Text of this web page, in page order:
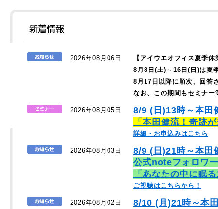
2026年08月06日
【アイウエオフィス夏季
8月8日(土)～16日(日)は夏
8月17日以降に順次、回答
なお、この期間もセミナ
2026年08月05日
8/9 (日)13時～本田
「本田健流！奇跡
詳細・お申込みはこちら
2026年08月03日
8/9 (日)21時～本田
公式noteフォロワ
「あなたの中に眠
ご視聴はこちらから！
2026年08月02日
8/10 (月)21時～本